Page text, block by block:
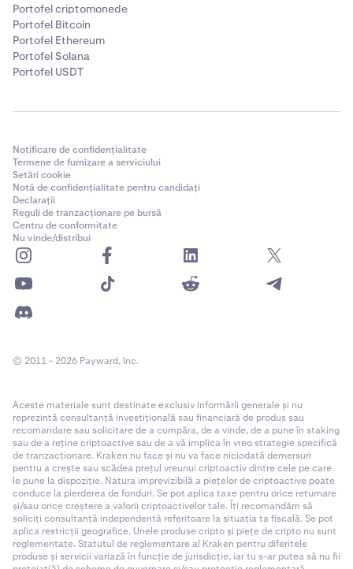
Portofel criptomonede
Portofel Bitcoin
Portofel Ethereum
Portofel Solana
Portofel USDT
Notificare de confidențialitate
Termene de furnizare a serviciului
Setări cookie
Notă de confidențialitate pentru candidați
Declarații
Reguli de tranzacționare pe bursă
Centru de conformitate
Nu vinde/distribui
© 2011 - 2026 Payward, Inc.
Aceste materiale sunt destinate exclusiv informării generale și nu
reprezintă consultanță investițională sau financiară de produs sau
recomandare sau solicitare de a cumpăra, de a vinde, de a pune în staking
sau de a reține criptoactive sau de a vă implica în vreo strategie specifică
de tranzacționare. Kraken nu face și nu va face niciodată demersuri
pentru a crește sau scădea prețul vreunui criptoactiv dintre cele pe care
le pune la dispoziție. Natura imprevizibilă a piețelor de criptoactive poate
conduce la pierderea de fonduri. Se pot aplica taxe pentru orice returnare
și/sau orice creștere a valorii criptoactivelor tale. Îți recomandăm să
soliciți consultanță independentă referitoare la situația ta fiscală. Se pot
aplica restricții geografice. Unele produse cripto și piețe de cripto nu sunt
reglementate. Statutul de reglementare al Kraken pentru diferitele
produse și servicii variază în funcție de jurisdicție, iar tu s-ar putea să nu fii